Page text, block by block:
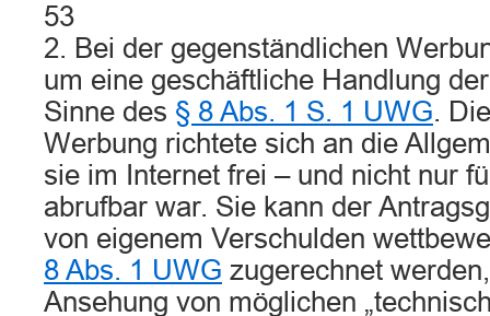
53
2. Bei der gegenständlichen
um eine geschäftliche Handlung
Sinne des § 8 Abs. 1 S. 1 UWG.
Werbung richtete sich an die
sie im Internet frei – und nicht nur
abrufbar war. Sie kann der
von eigenem Verschulden
8 Abs. 1 UWG zugerechnet
Ansehung von möglichen